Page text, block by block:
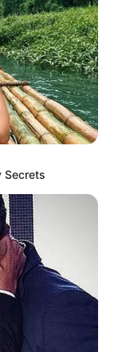
han
herramienta
de alto
y
VIP en
Secrets